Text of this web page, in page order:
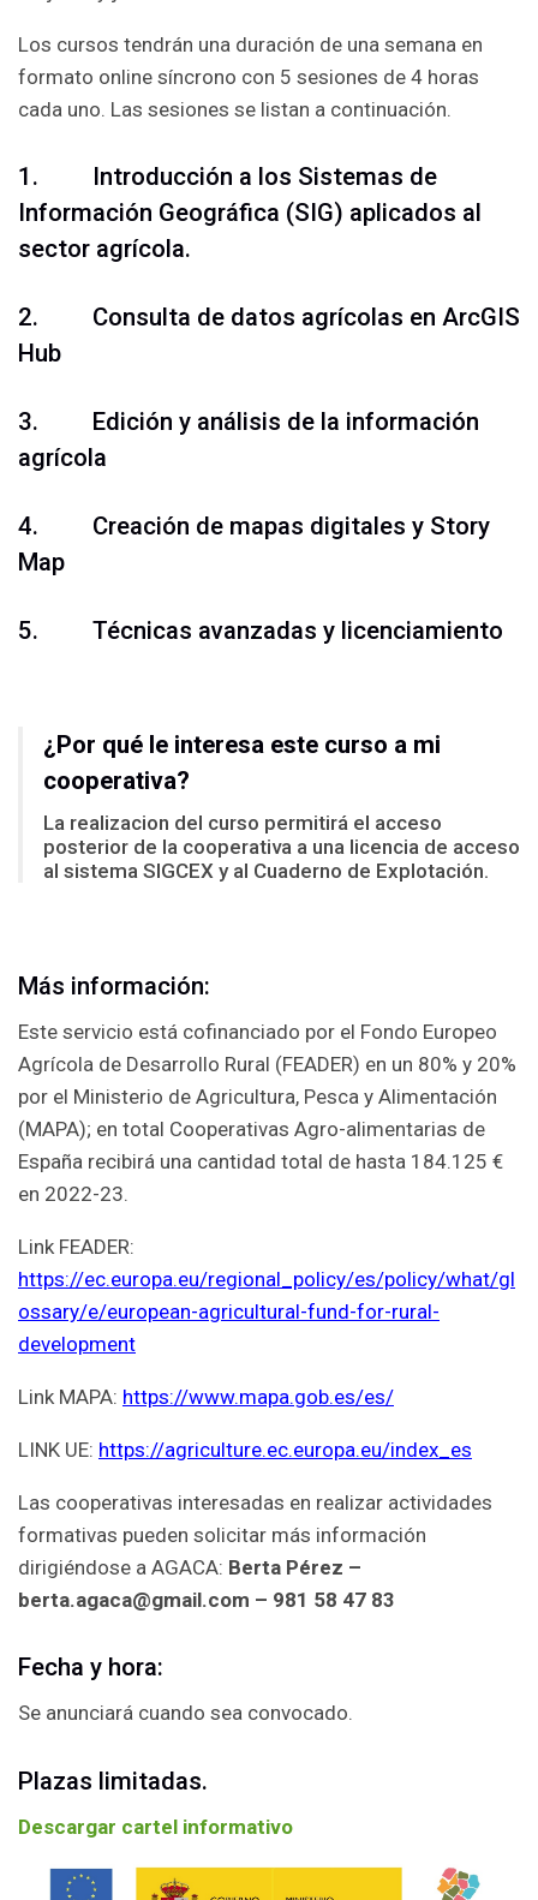
Los cursos tendrán una duración de una semana en
formato online síncrono con 5 sesiones de 4 horas
cada uno. Las sesiones se listan a continuación.
1. Introducción a los Sistemas de
Información Geográfica (SIG) aplicados al
sector agrícola.
2. Consulta de datos agrícolas en ArcGIS
Hub
3. Edición y análisis de la información
agrícola
4. Creación de mapas digitales y Story
Map
5. Técnicas avanzadas y licenciamiento
¿Por qué le interesa este curso a mi
cooperativa?
La realizacion del curso permitirá el acceso
posterior de la cooperativa a una licencia de acceso
al sistema SIGCEX y al Cuaderno de Explotación.
Más información:
Este servicio está cofinanciado por el Fondo Europeo
Agrícola de Desarrollo Rural (FEADER) en un 80% y 20%
por el Ministerio de Agricultura, Pesca y Alimentación
(MAPA); en total Cooperativas Agro-alimentarias de
España recibirá una cantidad total de hasta 184.125 €
en 2022-23.
Link FEADER:
https://ec.europa.eu/regional_policy/es/policy/what/gl
ossary/e/european-agricultural-fund-for-rural-
development
Link MAPA: https://www.mapa.gob.es/es/
LINK UE: https://agriculture.ec.europa.eu/index_es
Las cooperativas interesadas en realizar actividades
formativas pueden solicitar más información
dirigiéndose a AGACA: Berta Pérez –
berta.agaca@gmail.com – 981 58 47 83
Fecha y hora:
Se anunciará cuando sea convocado.
Plazas limitadas.
Descargar cartel informativo